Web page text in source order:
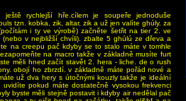
rychlejší hře.cílem je soupeře jednoduše
tzn. kobka, zik, altar, zik a už jen valíte ghúly. za
i ty ve výrobě) začněte šetřit na tier 2. ve
v nejbližší chvíli). zbalte 5 ghúlú ze dřeva a
na creepu pač kdyby se to stalo máte v tomhle
na macro takže v základně musíte furt
měli hned začít stavět 2. hera - liche. de o rush
obojí ho zbrzdí. v základně máte pořád nové a
už dva hery s útočnými kouzly takže je ideální
pokud máte dostatečně vysokou frekvenci
byste měli stejně postavit i kdyby air nedělal pač